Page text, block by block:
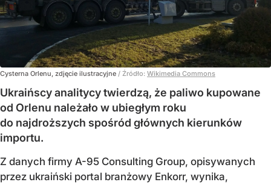
Cysterna Orlenu, zdjęcie ilustracyjne / Źródło: Wikimedia Commons
Ukraińscy analitycy twierdzą, że paliwo kupowane
od Orlenu należało w ubiegłym roku
do najdroższych spośród głównych kierunków
importu.
Z danych firmy A-95 Consulting Group, opisywanych
przez ukraiński portal branżowy Enkorr, wynika,